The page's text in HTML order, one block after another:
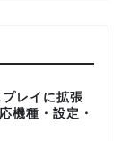
レイに拡張
機種・設定・